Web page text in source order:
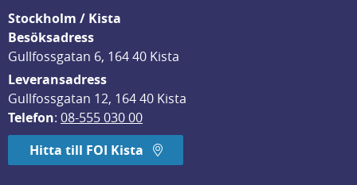
Stockholm / Kista
Besöksadress
Gullfossgatan 6, 164 40 Kista
Leveransadress
Gullfossgatan 12, 164 40 Kista
Telefon: 08-555 030 00
Hitta till FOI Kista